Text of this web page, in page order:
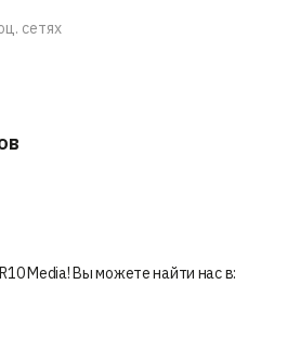
сетях
Media! Вы можете найти нас в: